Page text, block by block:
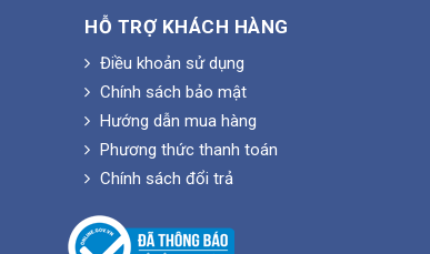
HỖ TRỢ KHÁCH HÀNG
Điều khoản sử dụng
Chính sách bảo mật
Hướng dẫn mua hàng
Phương thức thanh toán
Chính sách đổi trả